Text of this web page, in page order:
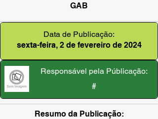
GAB
Data de Publicação:
sexta-feira, 2 de fevereiro de 2024
Responsável pela Públicação:
#
Resumo da Publicação: